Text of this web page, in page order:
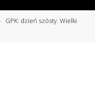
GPK: dzień szósty. Wielki